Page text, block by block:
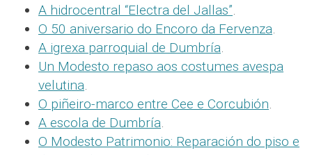
A hidrocentral “Electra del Jallas”.
O 50 aniversario do Encoro da Fervenza.
A igrexa parroquial de Dumbría.
Un Modesto repaso aos costumes avespa
velutina.
O piñeiro-marco entre Cee e Corcubión.
A escola de Dumbría.
O Modesto Patrimonio: Reparación do piso e